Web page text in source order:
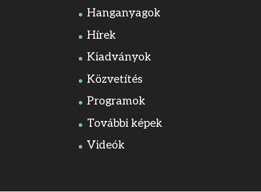
Hanganyagok
Hírek
Kiadványok
Közvetítés
Programok
További képek
Videók